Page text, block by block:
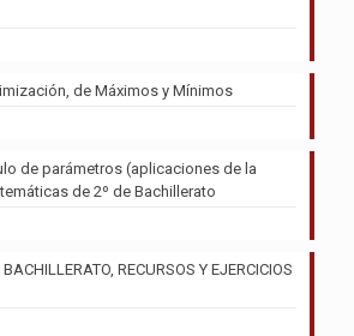
de Máximos y Mínimos
de parámetros (aplicaciones de la
de 2º de Bachillerato
RECURSOS Y EJERCICIOS